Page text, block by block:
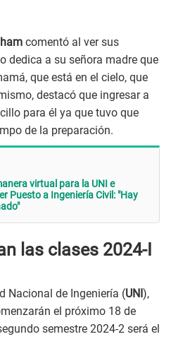
comentó al ver sus
dedica a su señora madre que
que está en el cielo, que
destacó que ingresar a
para él ya que tuvo que
de la preparación.
virtual para la UNI e
Puesto a Ingeniería Civil: "Hay
las clases 2024-I
Nacional de Ingeniería (UNI ),
el próximo 18 de
semestre 2024-2 será el